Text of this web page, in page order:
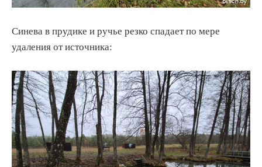
Синева в прудике и ручье резко спадает по мере
удаления от источника: